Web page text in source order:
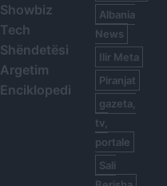
Showbiz
Tech
Shëndetësi
Argetim
Enciklopedi
Albania
News
Ilir Meta
Piranjat
gazeta,
tv,
portale
Sali